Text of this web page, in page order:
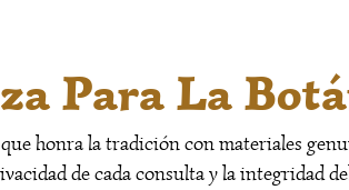
Para La
honra la tradición con materiales
de cada consulta y la integridad